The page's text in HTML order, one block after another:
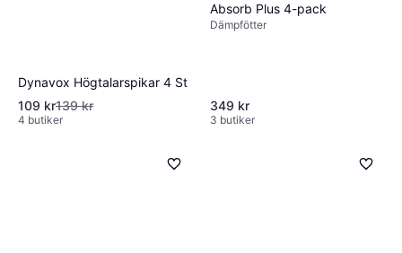
Dynavox Högtalarspikar 4 St
109 kr139 kr
4 butiker
Absorb Plus 4-pack
Dämpfötter
349 kr
3 butiker